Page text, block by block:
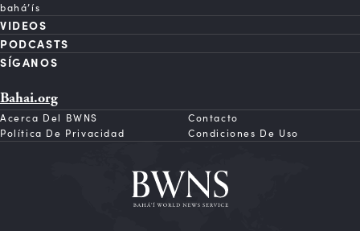
bahá’ís
VIDEOS
PODCASTS
SÍGANOS
Bahai.org
Acerca Del BWNS
Contacto
Política De Privacidad
Condiciones De Uso